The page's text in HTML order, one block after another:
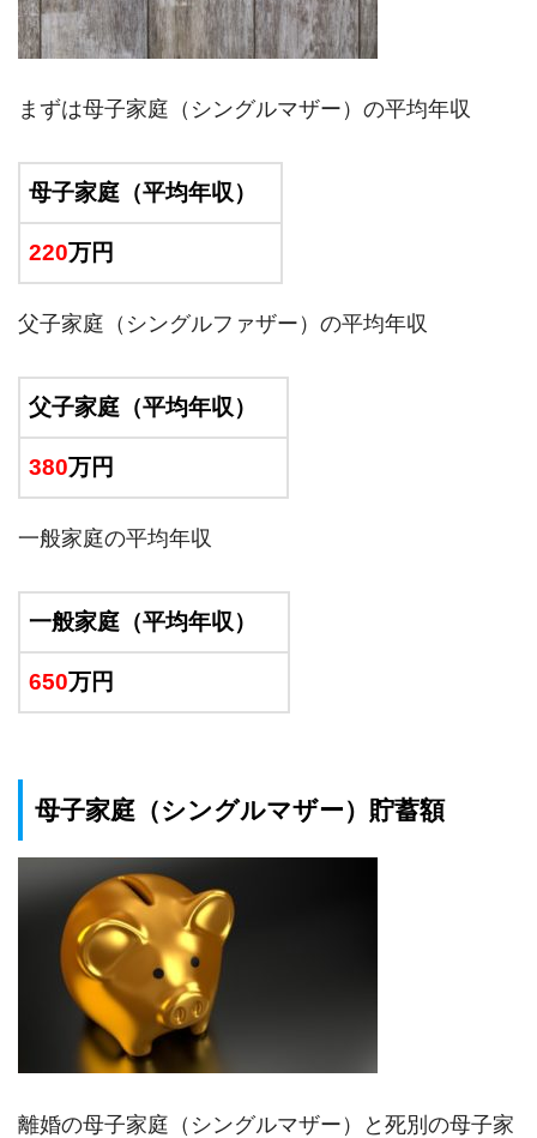
まずは母子家庭（シングルマザー）の平均年収
母子家庭（平均年収）
220万円
父子家庭（シングルファザー）の平均年収
父子家庭（平均年収）
380万円
一般家庭の平均年収
一般家庭（平均年収）
650万円
母子家庭（シングルマザー）貯蓄額
離婚の母子家庭（シングルマザー）と死別の母子家